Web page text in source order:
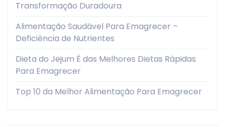
Transformação Duradoura
Alimentação Saudável Para Emagrecer –
Deficiência de Nutrientes
Dieta do Jejum É das Melhores Dietas Rápidas
Para Emagrecer
Top 10 da Melhor Alimentação Para Emagrecer